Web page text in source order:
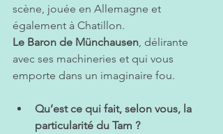
scène, jouée en Allemagne et
également à Chatillon.
Le Baron de Münchausen, délirante
avec ses machineries et qui vous
emporte dans un imaginaire fou.
Qu’est ce qui fait, selon vous, la
particularité du Tam ?